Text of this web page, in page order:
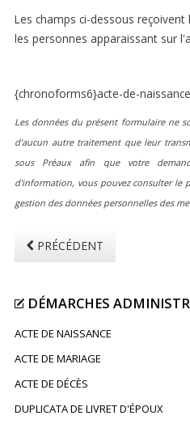
Les champs ci-dessous
les personnes apparaissant sur
{chronoforms6}acte-de-
Les données du présent formulaire ne
d'aucun autre traitement que leur
sous Préaux afin que votre
d'information, vous pouvez consulter le
gestion des données personnelles des
PRÉCÉDENT
DÉMARCHES
ACTE DE NAISSANCE
ACTE DE MARIAGE
ACTE DE DÉCÈS
DUPLICATA DE LIVRET D'ÉPOUX